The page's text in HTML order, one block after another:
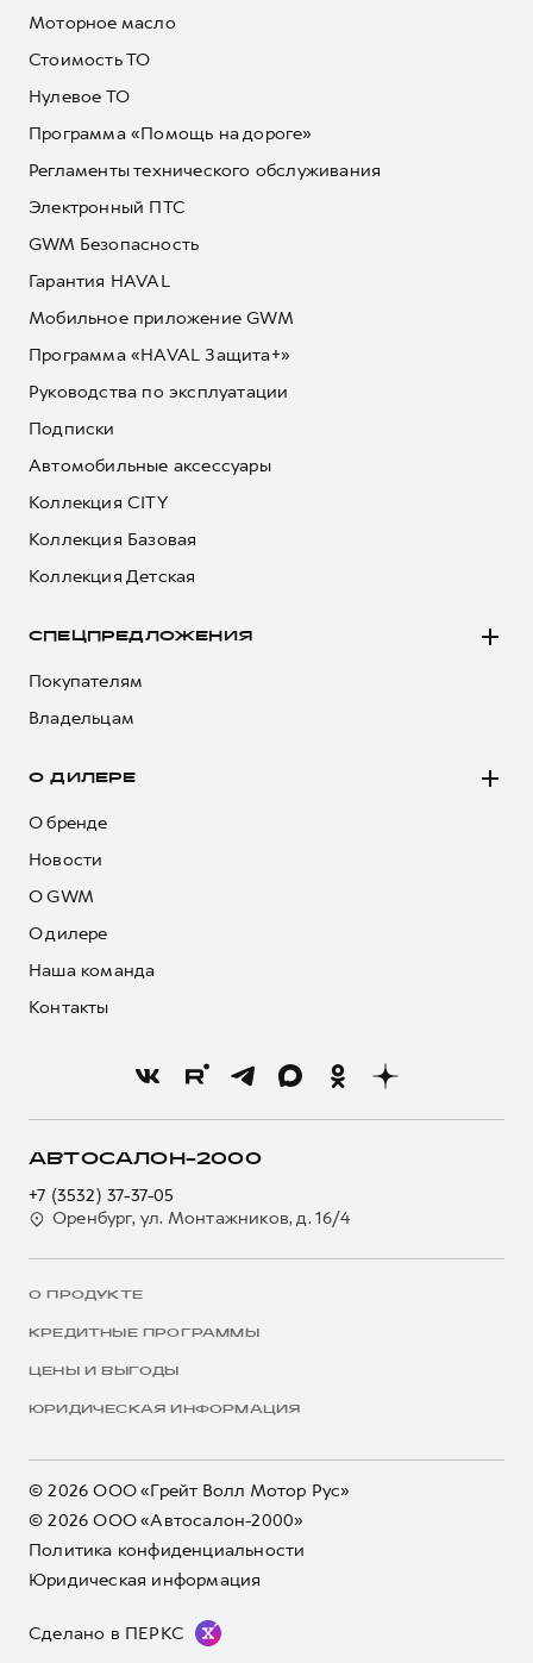
Моторное масло
Стоимость ТО
Нулевое ТО
Программа «Помощь на дороге»
Регламенты технического обслуживания
Электронный ПТС
GWM Безопасность
Гарантия HAVAL
Мобильное приложение GWM
Программа «HAVAL Защита+»
Руководства по эксплуатации
Подписки
Автомобильные аксессуары
Коллекция CITY
Коллекция Базовая
Коллекция Детская
СПЕЦПРЕДЛОЖЕНИЯ
Покупателям
Владельцам
О ДИЛЕРЕ
О бренде
Новости
О GWM
О дилере
Наша команда
Контакты
АВТОСАЛОН-2000
+7 (3532) 37-37-05
Оренбург, ул. Монтажников, д. 16/4
О ПРОДУКТЕ
КРЕДИТНЫЕ ПРОГРАММЫ
ЦЕНЫ И ВЫГОДЫ
ЮРИДИЧЕСКАЯ ИНФОРМАЦИЯ
© 2026 ООО «Грейт Волл Мотор Рус»
© 2026 ООО «Автосалон-2000»
Политика конфиденциальности
Юридическая информация
Сделано в ПЕРКС